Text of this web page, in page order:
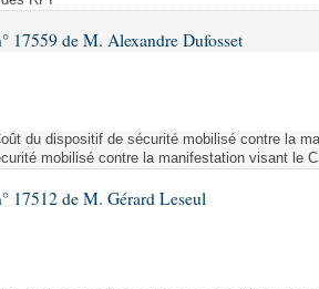
17559 de M. Alexandre Dufosset
du dispositif de sécurité mobilisé contre la
mobilisé contre la manifestation visant le
17512 de M. Gérard Leseul